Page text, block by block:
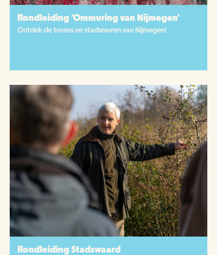
Rondleiding 'Ommuring van Nijmegen'
Ontdek de torens en stadsmuren van Nijmegen!
Rondleiding Stadswaard